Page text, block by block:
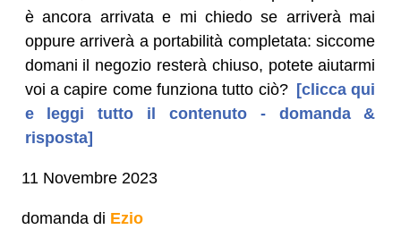
è ancora arrivata e mi chiedo se arriverà mai
oppure arriverà a portabilità completata: siccome
domani il negozio resterà chiuso, potete aiutarmi
voi a capire come funziona tutto ciò? [clicca qui
e leggi tutto il contenuto - domanda &
risposta]
11 Novembre 2023
domanda di Ezio